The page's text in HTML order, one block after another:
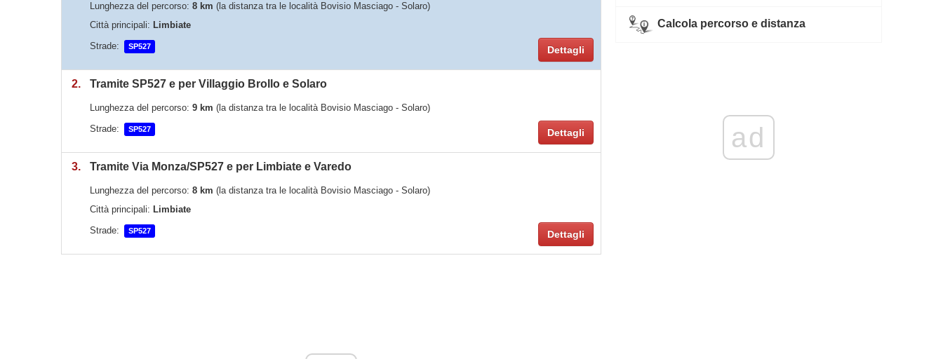
Lunghezza del percorso: 8 km (la distanza tra le località Bovisio Masciago - Solaro)
Città principali: Limbiate
Strade:
SP527 Dettagli
2. Tramite SP527 e per Villaggio Brollo e Solaro
Lunghezza del percorso: 9 km (la distanza tra le località Bovisio Masciago - Solaro)
Strade:
SP527 Dettagli
3. Tramite Via Monza/SP527 e per Limbiate e Varedo
Lunghezza del percorso: 8 km (la distanza tra le località Bovisio Masciago - Solaro)
Città principali: Limbiate
Strade:
SP527 Dettagli
Calcola percorso e distanza
ad